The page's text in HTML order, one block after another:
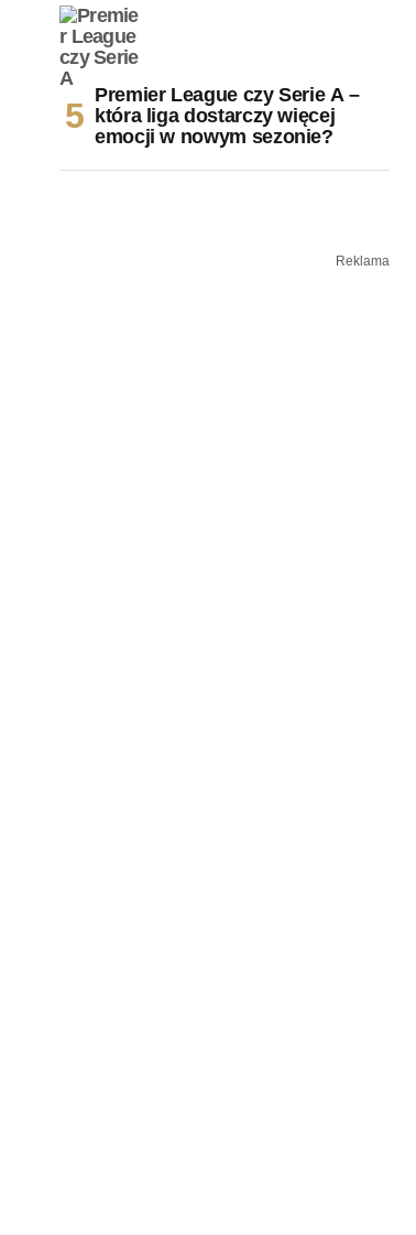
Premier League czy Serie A –
która liga dostarczy więcej
emocji w nowym sezonie?
Reklama